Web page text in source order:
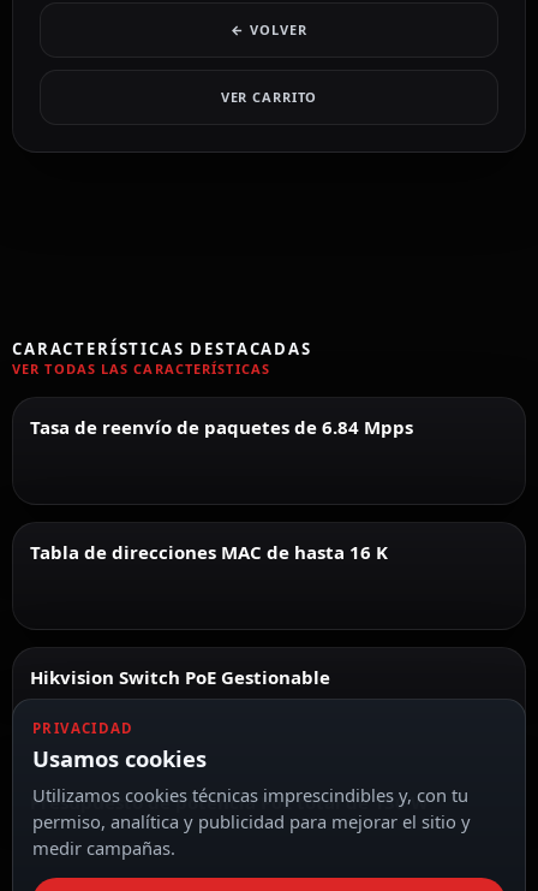
← VOLVER
VER CARRITO
CARACTERÍSTICAS DESTACADAS
VER TODAS LAS CARACTERÍSTICAS
Tasa de reenvío de paquetes de 6.84 Mpps
Tabla de direcciones MAC de hasta 16 K
Hikvision Switch PoE Gestionable
Presupuesto de potencia PoE total de 130 W
PRIVACIDAD
Usamos cookies
Utilizamos cookies técnicas imprescindibles y, con tu
permiso, analítica y publicidad para mejorar el sitio y
medir campañas.